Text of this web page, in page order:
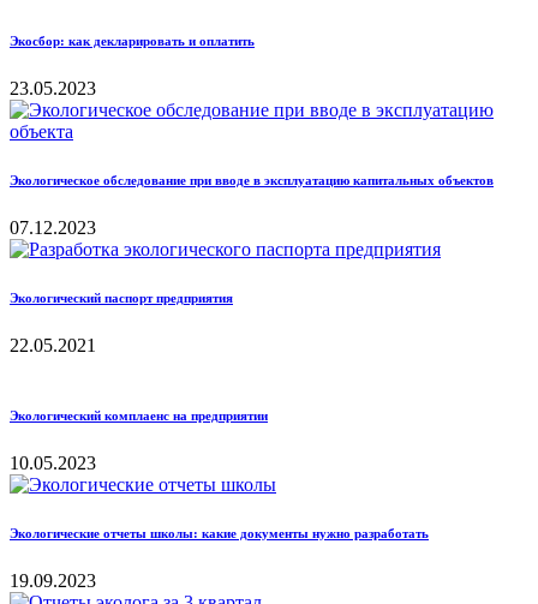
Экосбор: как декларировать и оплатить
23.05.2023
Экологическое обследование при вводе в эксплуатацию капитальных объектов
07.12.2023
Экологический паспорт предприятия
22.05.2021
Экологический комплаенс на предприятии
10.05.2023
Экологические отчеты школы: какие документы нужно разработать
19.09.2023